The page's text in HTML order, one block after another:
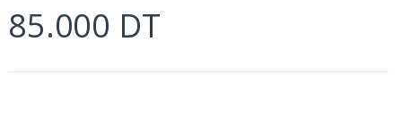
85.000 DT